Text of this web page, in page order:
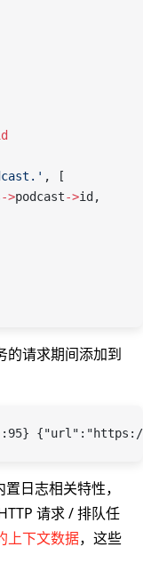
, [
->podcast->id ,
的请求期间添加到
{"url":"https://
日志相关特性，
请求 / 排队任
上下文数据，这些